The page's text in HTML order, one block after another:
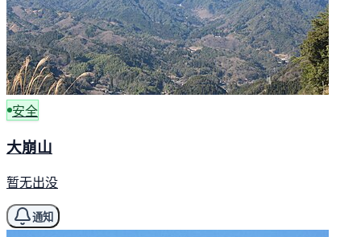
安全
大崩山
暂无出没
通知